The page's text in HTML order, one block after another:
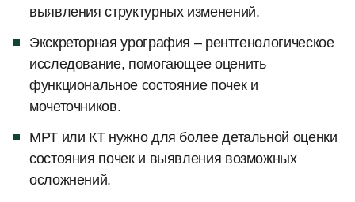
выявления структурных изменений.
Экскреторная урография – рентгенологическое
исследование, помогающее оценить
функциональное состояние почек и
мочеточников.
МРТ или КТ нужно для более детальной оценки
состояния почек и выявления возможных
осложнений.